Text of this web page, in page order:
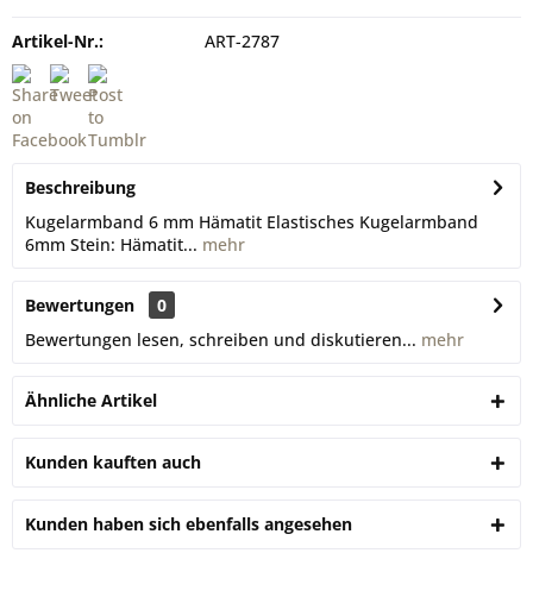
Artikel-Nr.: ART-2787
Beschreibung
Kugelarmband 6 mm Hämatit Elastisches Kugelarmband
6mm Stein: Hämatit... mehr
Bewertungen
0
Bewertungen lesen, schreiben und diskutieren... mehr
Ähnliche Artikel
Kunden kauften auch
Kunden haben sich ebenfalls angesehen